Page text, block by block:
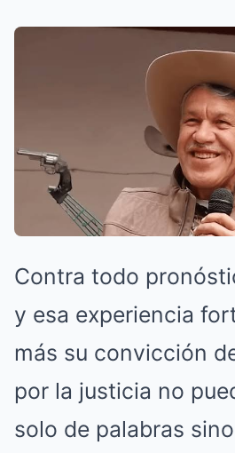
Contra todo
y esa experiencia
más su convicción
por la justicia no
solo de palabras